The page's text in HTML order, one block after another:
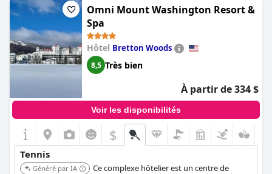
Omni Mount Washington Resort &
Spa
Hôtel Bretton Woods
8,5 Très bien
À partir de 334 $
Voir les disponibilités
$
Tennis
Généré par IA
Ce complexe hôtelier est un centre de